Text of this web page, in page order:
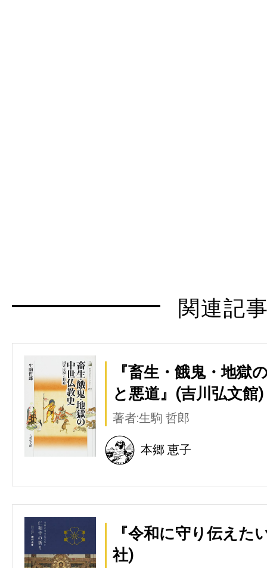
関連記
『畜生・餓鬼・地獄
と悪道』(吉川弘文館)
著者:生駒 哲郎
本郷 恵子
『令和に守り伝えた
社)